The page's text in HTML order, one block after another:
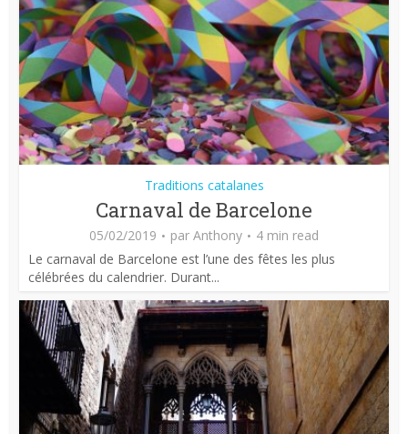
Traditions catalanes
Carnaval de Barcelone
05/02/2019 par Anthony
4 min read
Le carnaval de Barcelone est l’une des fêtes les plus
célébrées du calendrier. Durant...